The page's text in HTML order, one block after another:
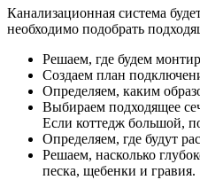
Канализационная система
необходимо подобрать
Решаем, где будем
Создаем план
Определяем, каким
Выбираем подходящее
Если коттедж большой,
Определяем, где будут
Решаем, насколько
песка, щебенки и гравия.